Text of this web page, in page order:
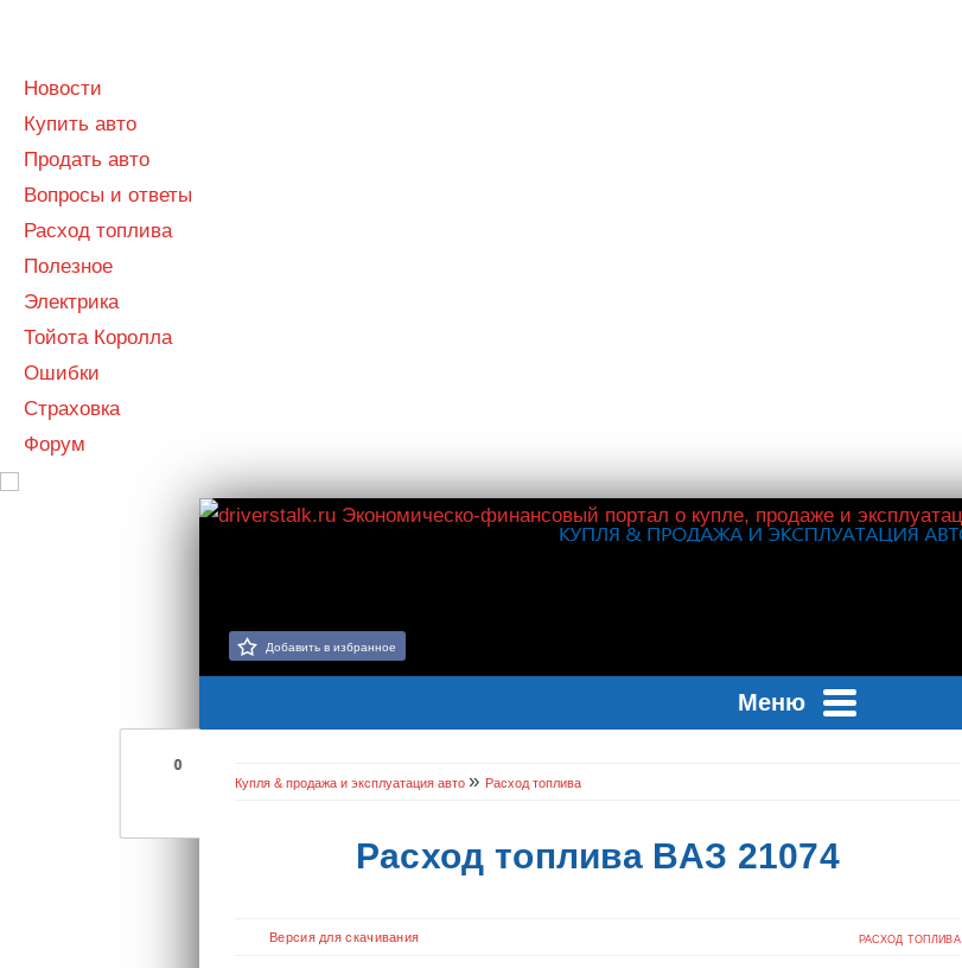
Новости
Купить авто
Продать авто
Вопросы и ответы
Расход топлива
Полезное
Электрика
Тойота Королла
Ошибки
Страховка
Форум
Добавить в избранное
Меню
0
Купля & продажа и эксплуатация авто » Расход топлива
Расход топлива ВАЗ 21074
Версия для скачивания РАСХОД ТОПЛИВА